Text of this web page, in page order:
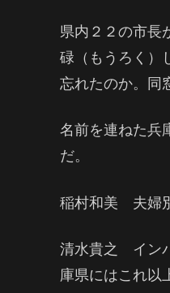
県内２２の市長
碌（もうろく）
忘れたのか。同
名前を連ねた兵
だ。
稲村和美 夫婦
清水貴之 イン
庫県にはこれ以